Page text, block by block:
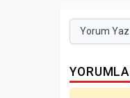
Yorum Yaz